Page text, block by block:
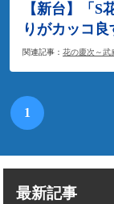
【新台】「
りがカッコ良
関連記事： 花の慶次～武
1
最新記事